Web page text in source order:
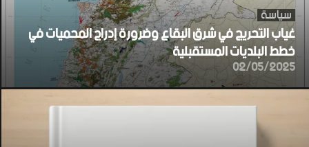
سياسة
غياب التحريج في شرق البقاع وضرورة إدراج المحميات في
خطط البلديات المستقبلية
02/05/2025